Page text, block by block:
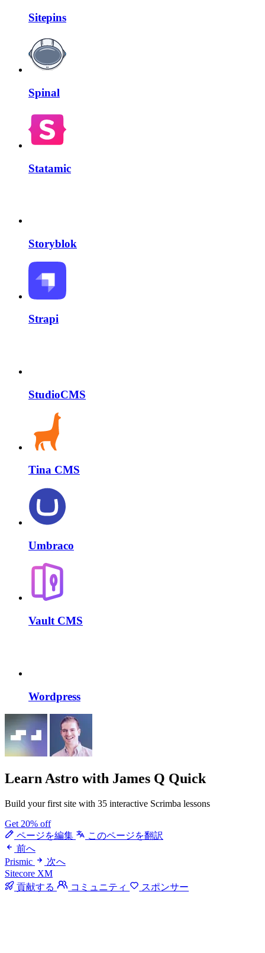
Sitepins
Spinal
Statamic
Storyblok
Strapi
StudioCMS
Tina CMS
Umbraco
Vault CMS
Wordpress
Learn Astro with James Q Quick
Build your first site with 35 interactive Scrimba lessons
Get 20% off
ページを編集
このページを翻訳
前へ
Prismic
次へ
Sitecore XM
貢献する
コミュニティ スポンサー